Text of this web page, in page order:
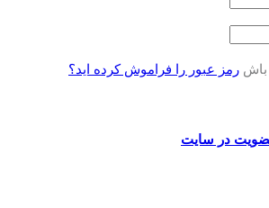
باش رمز عبور را فراموش کرده اید؟
در سایت